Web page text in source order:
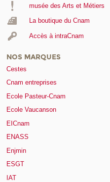
musée des Arts et Métiers
La boutique du Cnam
Accès à intraCnam
NOS MARQUES
Cestes
Cnam entreprises
Ecole Pasteur-Cnam
Ecole Vaucanson
EICnam
ENASS
Enjmin
ESGT
IAT